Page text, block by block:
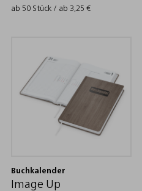
ab 50 Stück / ab 3,25 €
Buchkalender
Image Up